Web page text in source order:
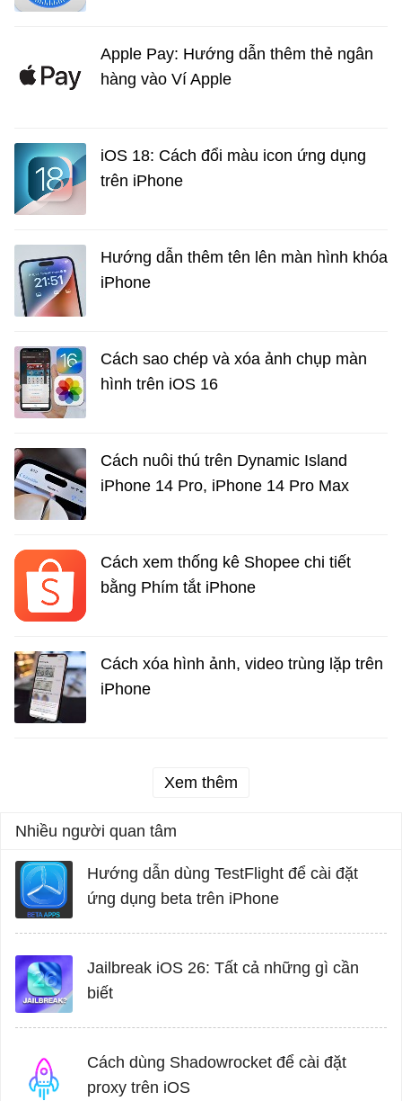
Apple Pay: Hướng dẫn thêm thẻ ngân
hàng vào Ví Apple
iOS 18: Cách đổi màu icon ứng dụng
trên iPhone
Hướng dẫn thêm tên lên màn hình khóa
iPhone
Cách sao chép và xóa ảnh chụp màn
hình trên iOS 16
Cách nuôi thú trên Dynamic Island
iPhone 14 Pro, iPhone 14 Pro Max
Cách xem thống kê Shopee chi tiết
bằng Phím tắt iPhone
Cách xóa hình ảnh, video trùng lặp trên
iPhone
Xem thêm
Nhiều người quan tâm
Hướng dẫn dùng TestFlight để cài đặt
ứng dụng beta trên iPhone
Jailbreak iOS 26: Tất cả những gì cần
biết
Cách dùng Shadowrocket để cài đặt
proxy trên iOS